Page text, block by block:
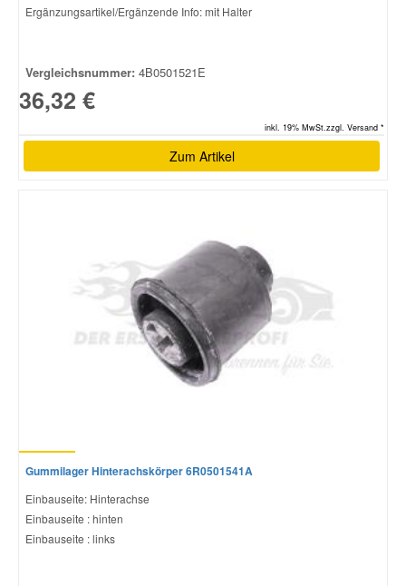
Ergänzungsartikel/Ergänzende Info: mit Halter
Vergleichsnummer: 4B0501521E
36,32 €
inkl. 19% MwSt.zzgl. Versand *
Zum Artikel
Gummilager Hinterachskörper 6R0501541A
Einbauseite: Hinterachse
Einbauseite : hinten
Einbauseite : links